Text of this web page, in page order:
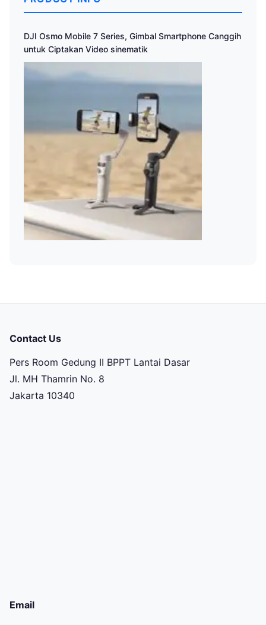
DJI Osmo Mobile 7 Series, Gimbal Smartphone Canggih
untuk Ciptakan Video sinematik
Contact Us
Pers Room Gedung II BPPT Lantai Dasar
Jl. MH Thamrin No. 8
Jakarta 10340
Email